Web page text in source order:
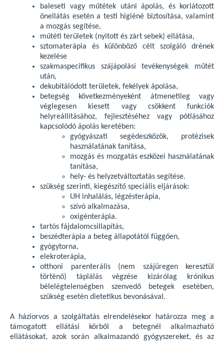
baleseti vagy műtétek utáni ápolás, és korlátozott
önellátás esetén a testi higiéné biztosítása, valamint
a mozgás segítése,
műtéti területek (nyitott és zárt sebek) ellátása,
sztomaterápia és különböző célt szolgáló drének
kezelése
szakmaspecifikus szájápolási tevékenységek műtét
után,
dekubitálódott területek, fekélyek ápolása,
betegség következményeként átmenetileg vagy
véglegesen kiesett vagy csökkent funkciók
helyreállításához, fejlesztéséhez vagy pótlásához
kapcsolódó ápolás keretében:
gyógyászati segédeszközök, protézisek
használatának tanítása,
mozgás és mozgatás eszközei használatának
tanítása,
hely- és helyzetváltoztatás segítése.
szükség szerinti, kiegészítő speciális eljárások:
UH inhalálás, légzésterápia,
szívó alkalmazása,
oxigénterápia.
tartós fájdalomcsillapítás,
beszédterápia a beteg állapotától függően,
gyógytorna,
elekroterápia,
otthoni parenterális (nem szájüregen keresztül
történő) táplálás végzése kizárólag krónikus
bélelégtelenségben szenvedő betegek esetében,
szükség esetén dietetikus bevonásával.
A háziorvos a szolgáltatás elrendelésekor határozza meg a
támogatott ellátási körből a betegnél alkalmazható
ellátásokat, azok során alkalmazandó gyógyszereket, és az